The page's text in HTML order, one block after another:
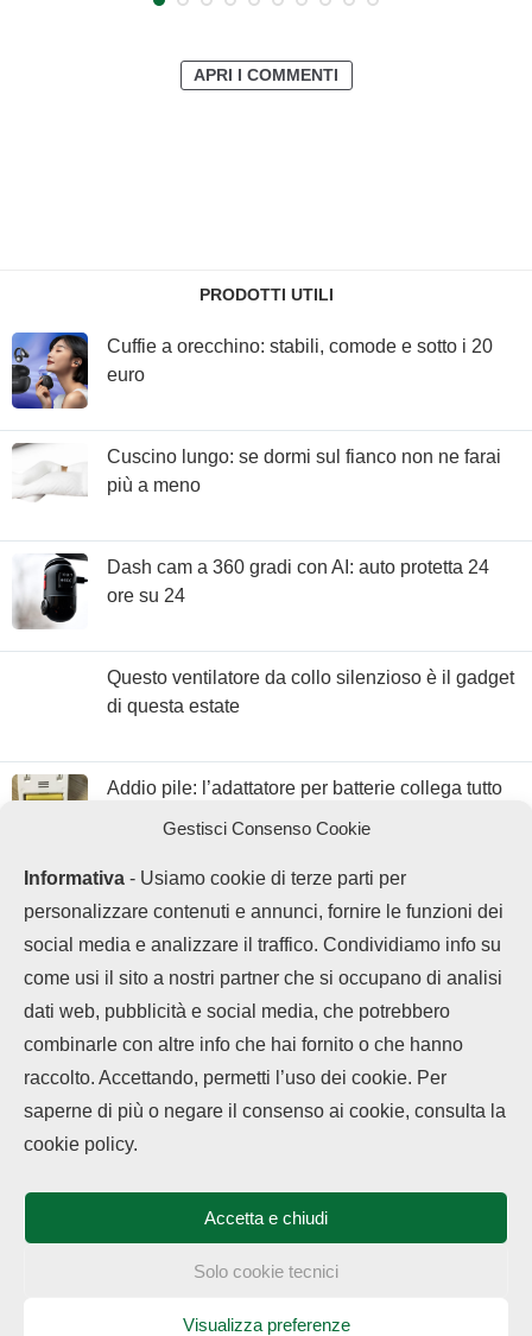
Gestisci Consenso Cookie
Informativa - Usiamo cookie di terze parti per
personalizzare contenuti e annunci, fornire le funzioni dei
social media e analizzare il traffico. Condividiamo info su
come usi il sito a nostri partner che si occupano di analisi
dati web, pubblicità e social media, che potrebbero
combinarle con altre info che hai fornito o che hanno
raccolto. Accettando, permetti l’uso dei cookie. Per
saperne di più o negare il consenso ai cookie, consulta la
cookie policy.
Accetta e chiudi
Solo cookie tecnici
Visualizza preferenze
APRI I COMMENTI
PRODOTTI UTILI
Cuffie a orecchino: stabili, comode e sotto i 20
euro
Cuscino lungo: se dormi sul fianco non ne farai
più a meno
Dash cam a 360 gradi con AI: auto protetta 24
ore su 24
Questo ventilatore da collo silenzioso è il gadget
di questa estate
Addio pile: l’adattatore per batterie collega tutto
Chi siamo Contatti Disclaimer
Privacy Policy
Questo blog non rappresenta una testata giornalistica in quanto viene
aggiornato senza alcuna periodicità. Non può pertanto considerarsi un
prodotto editoriale ai sensi della legge n° 62 del 7.03.2001. OPPOHub
partecipa al Programma Affiliazione Amazon EU, un programma che eroga
Amazon.it. In veste di affiliato OPPOHub riceve un guadagno dagli acquisti
LEGGI ANCHE
OPPO potrebbe
presto eliminare
OnePlus,
OPPO Enco Air5 e